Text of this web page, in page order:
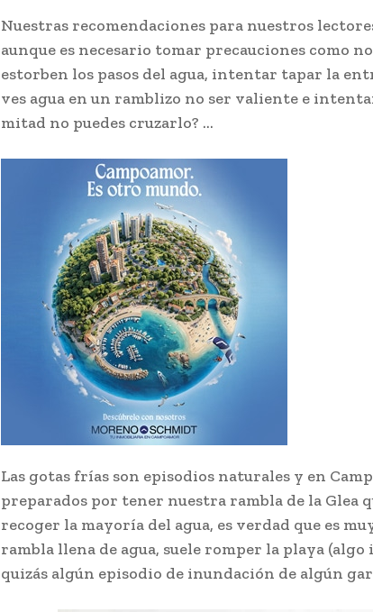
Nuestras recomendaciones para nuestros
aunque es necesario tomar precauciones como
estorben los pasos del agua, intentar tapar la
ves agua en un ramblizo no ser valiente e
mitad no puedes cruzarlo? …
Las gotas frías son episodios naturales y en
preparados por tener nuestra rambla de la Glea
recoger la mayoría del agua, es verdad que es
rambla llena de agua, suele romper la playa
quizás algún episodio de inundación de algún